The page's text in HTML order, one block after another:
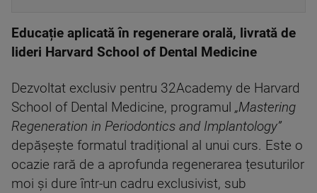
Educație aplicată în regenerare orală, livrată de
lideri Harvard School of Dental Medicine
Dezvoltat exclusiv pentru 32Academy de Harvard
School of Dental Medicine, programul „Mastering
Regeneration in Periodontics and Implantology”
depășește formatul tradițional al unui curs. Este o
ocazie rară de a aprofunda regenerarea țesuturilor
moi și dure într-un cadru exclusivist, sub